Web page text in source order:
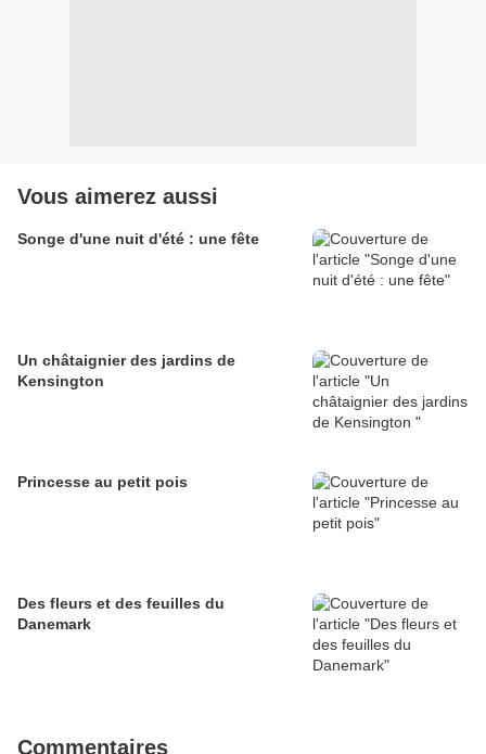
Vous aimerez aussi
Songe d'une nuit d'été : une fête
Un châtaignier des jardins de
Kensington
Princesse au petit pois
Des fleurs et des feuilles du
Danemark
Commentaires